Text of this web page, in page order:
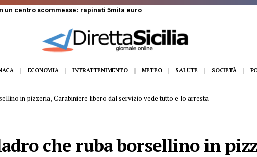
operaio di 52 anni precipita da tre metri
ECONOMIA INTRATTENIMENTO METEO SALUTE SOCIETÀ
in pizzeria, Carabiniere libero dal servizio vede tutto e lo arresta
che ruba borsellino in